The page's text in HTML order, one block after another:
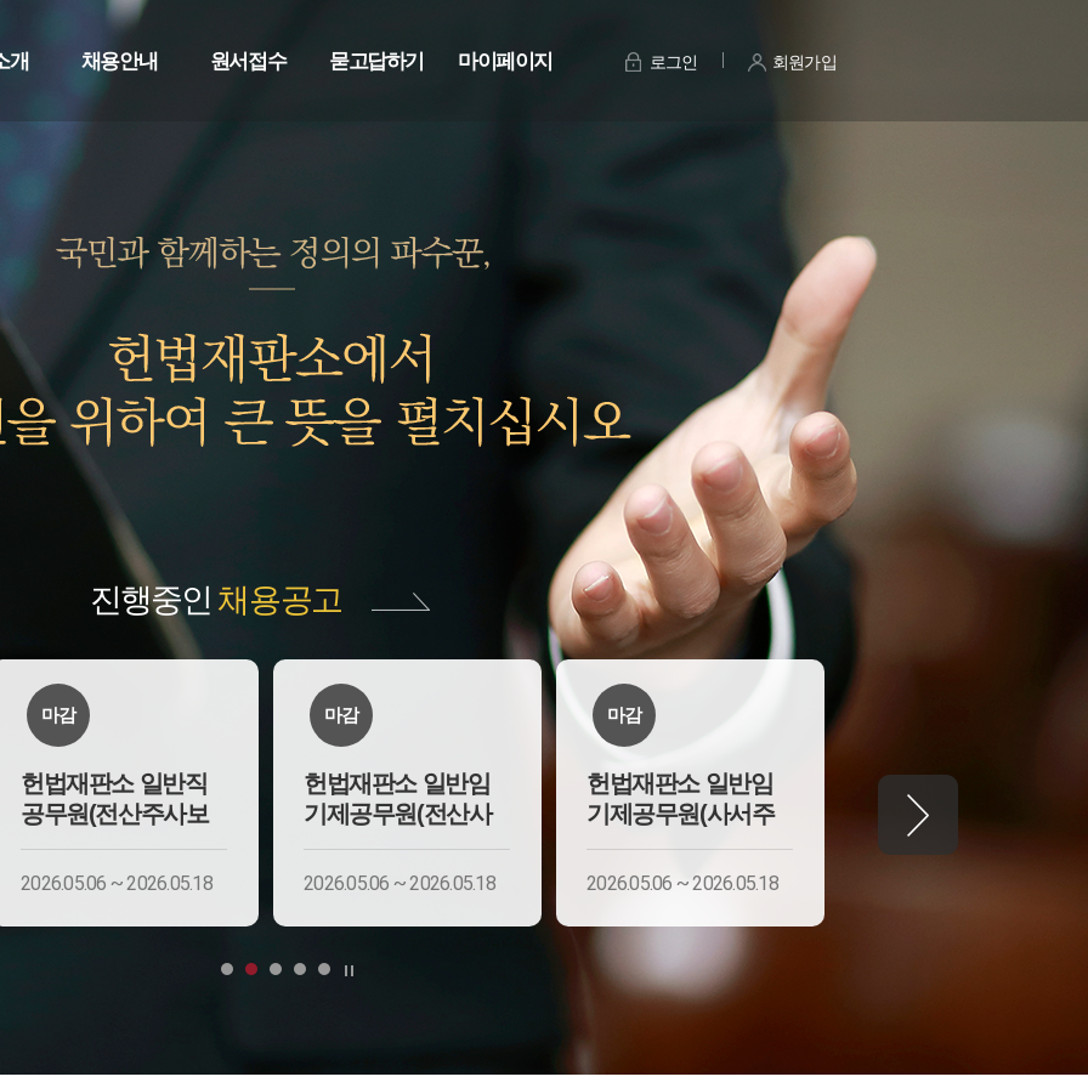
개 채용안내 원서접수 묻고답하기 마이페이지 로그인 회원가입
진행중인 채용공고
헌법재판소 일반직
공무원(전산주사보
마감
2026.05.06 ~ 2026.05.18
헌법재판소 일반임
기제공무원(전산사
마감
2026.05.06 ~ 2026.05.18
헌법재판소 일반임
기제공무원(사서주
마감
2026.05.06 ~ 2026.05.18
헌법재판소 기간제
근로자(시설관리직